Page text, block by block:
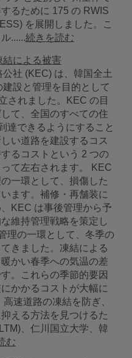
るために 175 の RWIS
を展開しました。こ
......続きを読む
結による被害
公社 (KEC) は、韓国全土
設と管理を目的として
されました。KEC の目
て、全国のすべての住
達できるようにすること
い道路を建設するコス
るコストという 2 つの
て左右されます。 KEC
一環として、損傷した
ます。補修・再舗装に
KEC は事後管理から予
維持管理戦略を策定し
理の一環として、冬季の
きました。凍結による
かい春季への気温の差
。これらの季節的要因
かかるコストが大幅に
速道路の凍結を防ぎ、
える方法を見つけるた
、仁川国立大学、韓
む